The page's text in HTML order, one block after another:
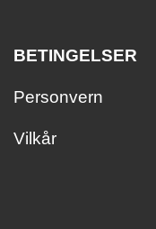
BETINGELSER
Personvern
Vilkår